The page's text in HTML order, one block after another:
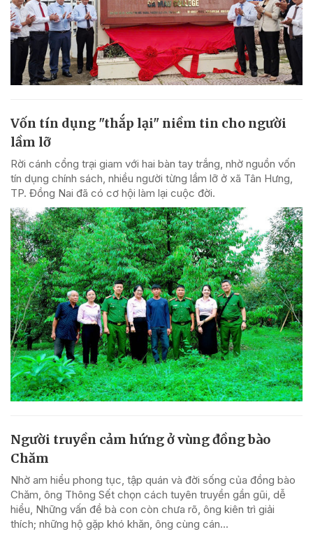
Vốn tín dụng "thắp lại" niềm tin cho người
lầm lỡ
Rời cánh cổng trại giam với hai bàn tay trắng, nhờ nguồn vốn
tín dụng chính sách, nhiều người từng lầm lỡ ở xã Tân Hưng,
TP. Đồng Nai đã có cơ hội làm lại cuộc đời.
Người truyền cảm hứng ở vùng đồng bào
Chăm
Nhờ am hiểu phong tục, tập quán và đời sống của đồng bào
Chăm, ông Thông Sết chọn cách tuyên truyền gần gũi, dễ
hiểu, Những vấn đề bà con còn chưa rõ, ông kiên trì giải
thích; những hộ gặp khó khăn, ông cùng cán...